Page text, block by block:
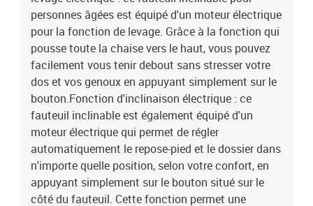
personnes âgées est équipé d'un moteur électrique
pour la fonction de levage. Grâce à la fonction qui
pousse toute la chaise vers le haut, vous pouvez
facilement vous tenir debout sans stresser votre
dos et vos genoux en appuyant simplement sur le
bouton.Fonction d'inclinaison électrique : ce
fauteuil inclinable est également équipé d'un
moteur électrique qui permet de régler
automatiquement le repose-pied et le dossier dans
n'importe quelle position, selon votre confort, en
appuyant simplement sur le bouton situé sur le
côté du fauteuil. Cette fonction permet une